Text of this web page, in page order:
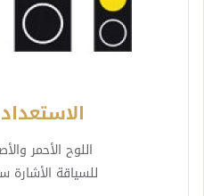
اللوح الأحمر
للسياقة